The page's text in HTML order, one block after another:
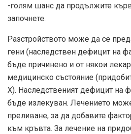
-голям шанс да продължите
започнете.
Разстройството може да се
гени (наследствен дефицит на
бъде причинено и от някои
медицинско състояние
X). Наследственият дефицит на
бъде излекуван. Лечението
преливане, за да добавите
към кръвта. За лечение на